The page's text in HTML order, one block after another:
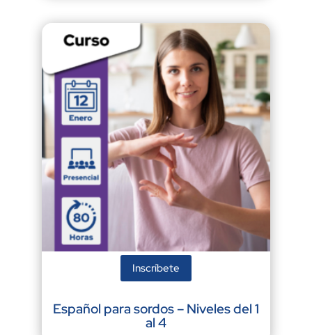
Inscríbete
Español para sordos – Niveles del 1
al 4